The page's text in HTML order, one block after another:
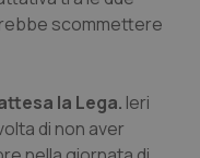
scommettere
la Lega. Ieri
di non aver